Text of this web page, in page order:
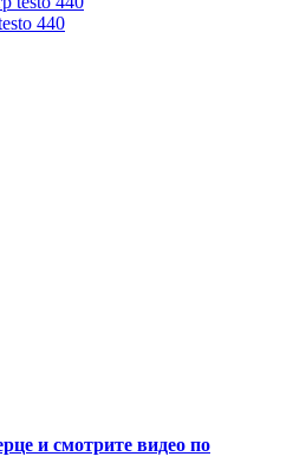
440
и смотрите видео по